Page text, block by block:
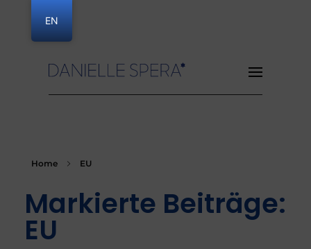
Home EU
Markierte Beiträge:
EU
EN